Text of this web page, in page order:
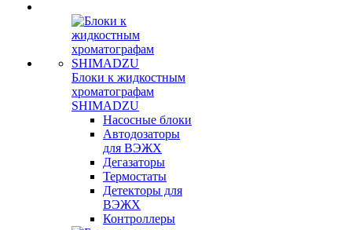
Блоки к жидкостным
хроматографам
SHIMADZU
Насосные блоки
Автодозаторы
для ВЭЖХ
Дегазаторы
Термостаты
Детекторы для
ВЭЖХ
Контроллеры